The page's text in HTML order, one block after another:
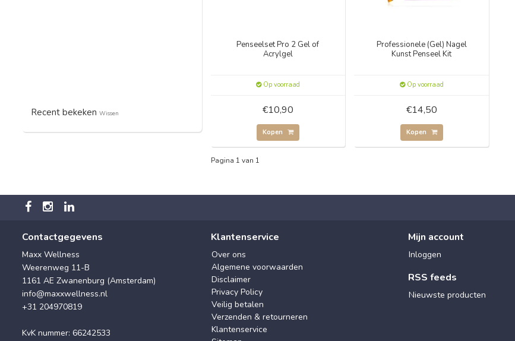
Recent bekeken Wissen
Penseelset Pro 2 Gel of
Acrylgel
Op voorraad
€10,90
Kopen
Professionele (Gel) Nagel
Kunst Penseel Kit
Op voorraad
€14,50
Kopen
Pagina 1 van 1
Contactgegevens
Maxx Wellness
Weerenweg 11-B
1161 AE Zwanenburg (Amsterdam)
info@maxxwellness.nl
+31 204970819
KvK nummer: 66242533
Klantenservice
Over ons
Algemene voorwaarden
Disclaimer
Privacy Policy
Veilig betalen
Verzenden & retourneren
Klantenservice
Mijn account
Inloggen
RSS feeds
Nieuwste producten